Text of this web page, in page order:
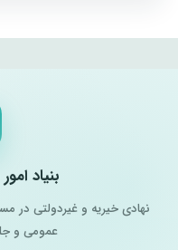
بنیاد
نهادی خیریه و غیردولتی در
عمومی و